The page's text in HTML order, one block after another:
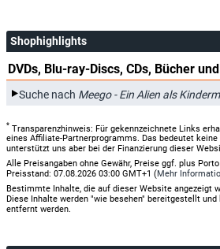
Shophighlights
DVDs, Blu-ray-Discs, CDs, Bücher
Suche nach Meego - Ein Alien als
* Transparenzhinweis: Für gekennzeichnete Links
eines Affiliate-Partnerprogramms. Das bedeutet
unterstützt uns aber bei der Finanzierung dieser
Alle Preisangaben ohne Gewähr, Preise ggf. plus
Preisstand: 07.08.2026 03:00 GMT+1 (Mehr
Bestimmte Inhalte, die auf dieser Website angezeigt
Diese Inhalte werden "wie besehen" bereitgestellt
entfernt werden.